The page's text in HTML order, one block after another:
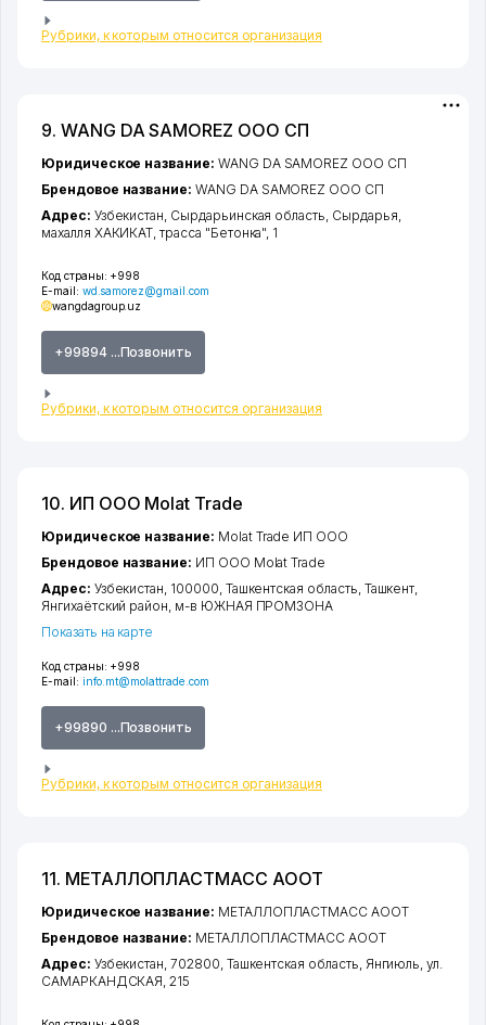
Рубрики, к которым относится организация
9. WANG DA SAMOREZ ООО СП
Код страны: +998
E-mail: wd.samorez@gmail.com
wangdagroup.uz
+99894 ...Позвонить
Рубрики, к которым относится организация
Юридическое название: WANG DA SAMOREZ ООО СП
Брендовое название: WANG DA SAMOREZ ООО СП
Адрес: Узбекистан, Сырдарьинская область Сырдарья
махалля ХАКИКАТ , трасса "Бетонка", 1
10. ИП ООО Molat Trade
Код страны: +998
E-mail: info.mt@molattrade.com
+99890 ...Позвонить
Рубрики, к которым относится организация
Юридическое название: Molat Trade ИП ООО
Брендовое название: ИП ООО Molat Trade
Адрес: Узбекистан, 100000, Ташкентская область Ташкент
Янгихаётский район м-в ЮЖНАЯ ПРОМЗОНА
Показать на карте
11. МЕТАЛЛОПЛАСТМАСС АООТ
Юридическое название: МЕТАЛЛОПЛАСТМАСС АООТ
Брендовое название: МЕТАЛЛОПЛАСТМАСС АООТ
Адрес: Узбекистан, 702800, Ташкентская область, Янгиюль,ул.
САМАРКАНДСКАЯ, 215